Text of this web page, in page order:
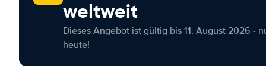
weltweit
Dieses Angebot ist gültig bis 11. August 2026 -
heute!